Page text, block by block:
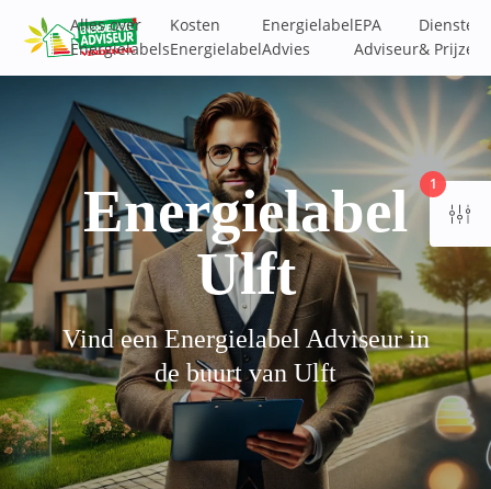
Alles over
Energielabels
Kosten
Energielabel
Energielabel
Advies
EPA
Adviseur
Diensten
& Prijzen
Energielabel
Ulft
Vind een Energielabel Adviseur in
de buurt van Ulft
1